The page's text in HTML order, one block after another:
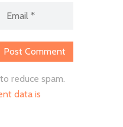
reduce spam.
data is